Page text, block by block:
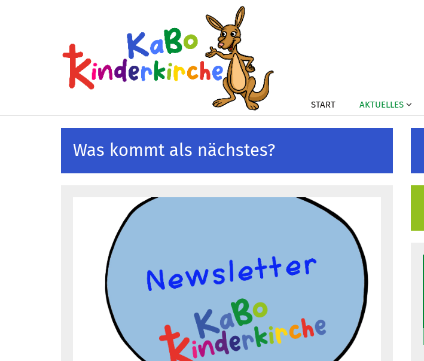
START AKTUELLES
Was kommt als nächstes?